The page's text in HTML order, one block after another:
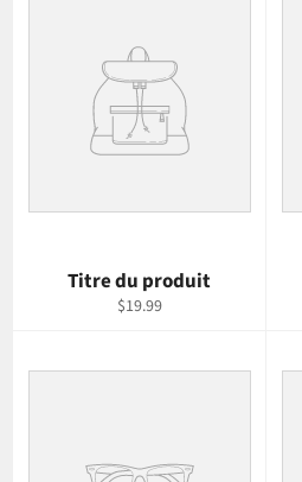
Titre du produit
$19.99